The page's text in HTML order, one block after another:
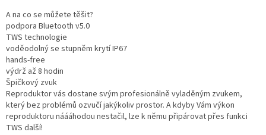
A na co se můžete těšit?
podpora Bluetooth v5.0
TWS technologie
voděodolný se stupněm krytí IP67
hands-free
výdrž až 8 hodin
Špičkový zvuk
Reproduktor vás dostane svým profesionálně vyladěným zvukem,
který bez problémů ozvučí jakýkoliv prostor. A kdyby Vám výkon
reproduktoru náááhodou nestačil, lze k němu připárovat přes funkci
TWS další!